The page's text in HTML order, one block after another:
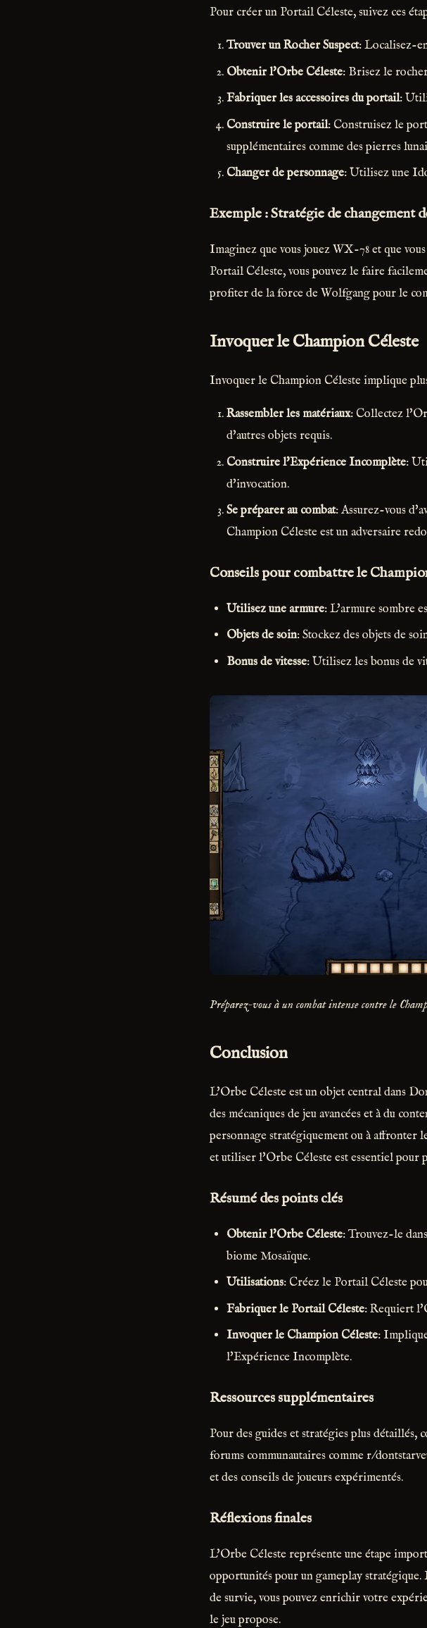
Pour créer un Portail Céleste, suivez ces
Trouver un Rocher Suspect: Localisez-
Obtenir l'Orbe Céleste: Brisez le
Fabriquer les accessoires du portail:
Construire le portail: Construisez le
supplémentaires comme des pierres
Changer de personnage: Utilisez une
Exemple : Stratégie de changement
Imaginez que vous jouez WX-78 et que
Portail Céleste, vous pouvez le faire
profiter de la force de Wolfgang pour le
Invoquer le Champion Céleste
Invoquer le Champion Céleste implique
Rassembler les matériaux: Collectez
d'autres objets requis.
Construire l'Expérience Incomplète:
d'invocation.
Se préparer au combat: Assurez-vous
Champion Céleste est un adversaire
Conseils pour combattre le
Utilisez une armure: L'armure sombre
Objets de soin: Stockez des objets de
Bonus de vitesse: Utilisez les bonus de
Préparez-vous à un combat intense contre le
Conclusion
L'Orbe Céleste est un objet central dans
des mécaniques de jeu avancées et à du
personnage stratégiquement ou à
et utiliser l'Orbe Céleste est essentiel pour
Résumé des points clés
Obtenir l'Orbe Céleste: Trouvez-le
biome Mosaïque.
Utilisations: Créez le Portail Céleste
Fabriquer le Portail Céleste: Requiert
Invoquer le Champion Céleste:
l'Expérience Incomplète.
Ressources supplémentaires
Pour des guides et stratégies plus
forums communautaires comme r/
et des conseils de joueurs expérimentés.
Réflexions finales
L'Orbe Céleste représente une étape
opportunités pour un gameplay
de survie, vous pouvez enrichir votre
le jeu propose.